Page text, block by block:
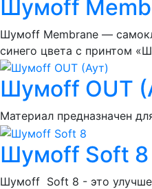
Шумoff
Шумоff Membrane —
синего цвета с принтом
Шумoff OUT
Материал предназначен
Шумoff Soft 8
Шумоff Soft 8 - это